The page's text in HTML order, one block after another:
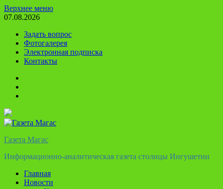
Перейти
к
Верхнее меню
07.08.2026
Задать вопрос
Фотогалерея
Электронная подписка
Контакты
Газета Магас
Информационно-аналитическая газета столицы Ингушетии
Главная
Новости